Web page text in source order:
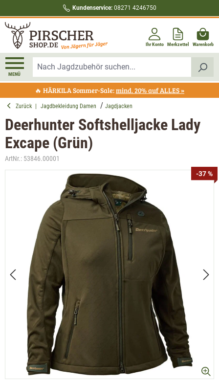
Kundenservice: 08271 4246750
Ihr Konto Merkzettel Warenkorb
MENÜ
🔥 HÄRKILA Sommer-Sale:mind. 20% auf ALLES »
Zurück Jagdbekleidung Damen Jagdjacken
Deerhunter Softshelljacke Lady
Excape (Grün)
ArtNr.: 53846.00001
Bildergalerie überspringen -37 %